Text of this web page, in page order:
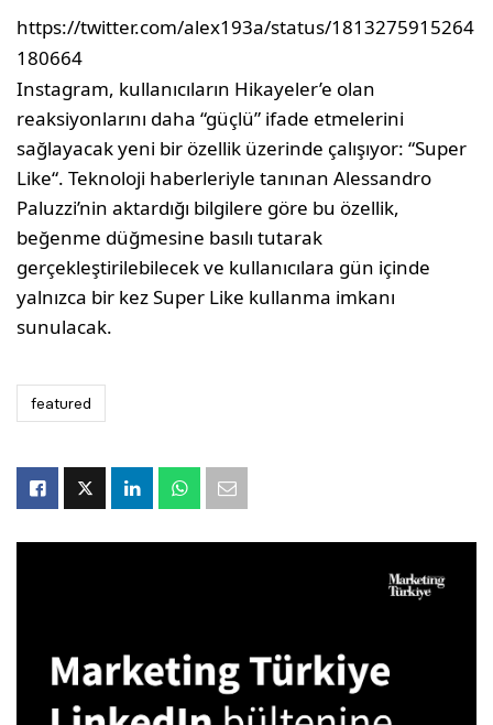
https://twitter.com/alex193a/status/1813275915264
180664
Instagram, kullanıcıların Hikayeler’e olan
reaksiyonlarını daha “güçlü” ifade etmelerini
sağlayacak yeni bir özellik üzerinde çalışıyor: “Super
Like“. Teknoloji haberleriyle tanınan Alessandro
Paluzzi’nin aktardığı bilgilere göre bu özellik,
beğenme düğmesine basılı tutarak
gerçekleştirilebilecek ve kullanıcılara gün içinde
yalnızca bir kez Super Like kullanma imkanı
sunulacak.
featured